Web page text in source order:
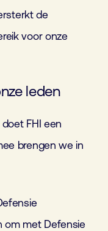
de
voor onze
leden
FHI een
brengen we in
om met Defensie